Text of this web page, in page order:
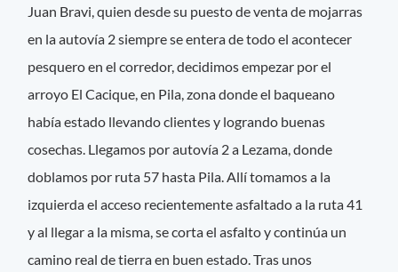
Juan Bravi, quien desde su puesto de venta de mojarras
en la autovía 2 siempre se entera de todo el acontecer
pesquero en el corredor, decidimos empezar por el
arroyo El Cacique, en Pila, zona donde el baqueano
había estado llevando clientes y logrando buenas
cosechas. Llegamos por autovía 2 a Lezama, donde
doblamos por ruta 57 hasta Pila. Allí tomamos a la
izquierda el acceso recientemente asfaltado a la ruta 41
y al llegar a la misma, se corta el asfalto y continúa un
camino real de tierra en buen estado. Tras unos